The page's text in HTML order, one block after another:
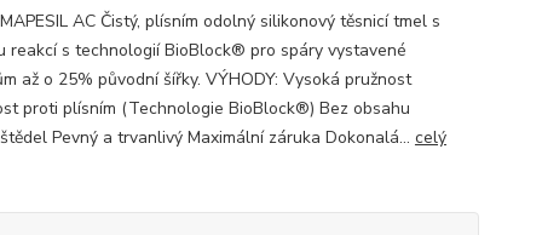
AC Čistý, plísním odolný silikonový těsnicí tmel s
reakcí s technologií BioBlock® pro spáry vystavené
až o 25% původní šířky. VÝHODY: Vysoká pružnost
proti plísním (Technologie BioBlock®) Bez obsahu
Pevný a trvanlivý Maximální záruka Dokonalá... celý